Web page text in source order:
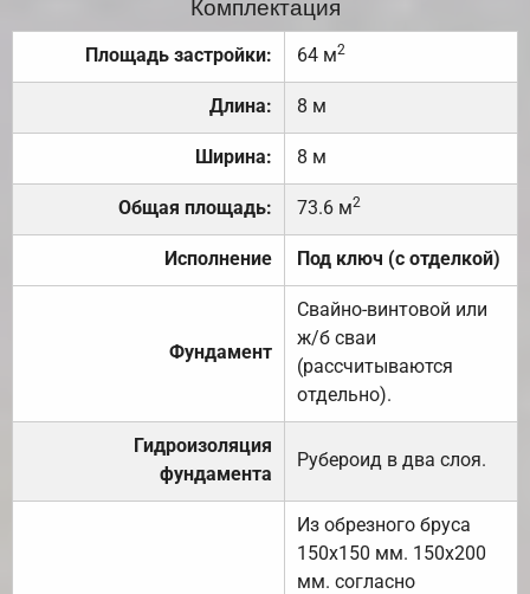
Площадь застройки: 64 м2
Длина: 8 м
Ширина: 8 м
Общая площадь: 73.6 м2
Исполнение Под ключ (с отделкой)
Фундамент
Свайно-винтовой или
ж/б сваи
(рассчитываются
отдельно).
Гидроизоляция
фундамента
Рубероид в два слоя.
Из обрезного бруса
150х150 мм. 150х200
мм. согласно